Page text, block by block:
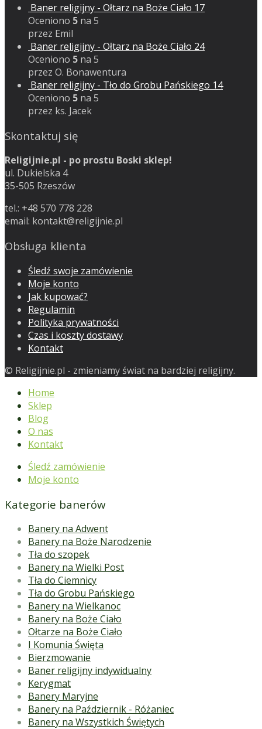
Baner religijny - Ołtarz na Boże Ciało 17
Oceniono 5 na 5
przez Emil
Baner religijny - Ołtarz na Boże Ciało 24
Oceniono 5 na 5
przez O. Bonawentura
Baner religijny - Tło do Grobu Pańskiego 14
Oceniono 5 na 5
przez ks. Jacek
Skontaktuj się
Religijnie.pl - po prostu Boski sklep!
ul. Dukielska 4
35-505 Rzeszów
tel.: +48 570 778 228
email: kontakt@religijnie.pl
Obsługa klienta
Śledź swoje zamówienie
Moje konto
Jak kupować?
Regulamin
Polityka prywatności
Czas i koszty dostawy
Kontakt
© Religijnie.pl - zmieniamy świat na bardziej religijny.
Home
Sklep
Blog
O nas
Kontakt
Śledź zamówienie
Moje konto
Kategorie banerów
Banery na Adwent
Banery na Boże Narodzenie
Tła do szopek
Banery na Wielki Post
Tła do Ciemnicy
Tła do Grobu Pańskiego
Banery na Wielkanoc
Banery na Boże Ciało
Ołtarze na Boże Ciało
I Komunia Święta
Bierzmowanie
Baner religijny indywidualny
Kerygmat
Banery Maryjne
Banery na Październik - Różaniec
Banery na Wszystkich Świętych